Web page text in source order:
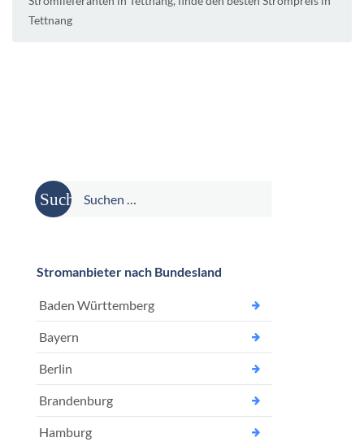
Tettnang
Suche
nach:
Stromanbieter nach Bundesland
Baden Württemberg
Bayern
Berlin
Brandenburg
Hamburg